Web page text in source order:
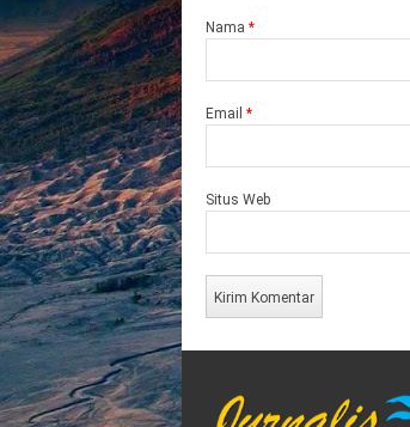
Nama *
Email *
Situs Web